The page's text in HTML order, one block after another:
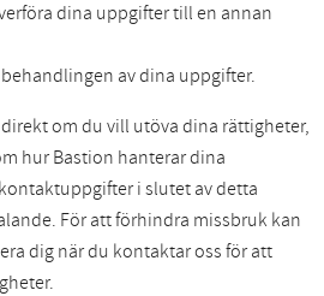
dina uppgifter till en annan
av dina uppgifter.
om du vill utöva dina rättigheter,
hur Bastion hanterar dina
i slutet av detta
För att förhindra missbruk kan
dig när du kontaktar oss för att